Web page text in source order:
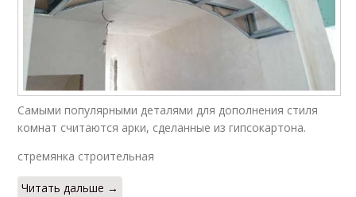
Самыми популярными деталями для дополнения стиля
комнат считаются арки, сделанные из гипсокартона.
стремянка строительная
Читать дальше →